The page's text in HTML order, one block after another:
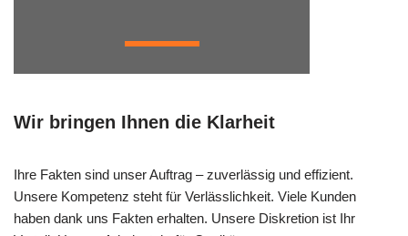
Wir bringen Ihnen die Klarheit
Ihre Fakten sind unser Auftrag – zuverlässig und effizient.
Unsere Kompetenz steht für Verlässlichkeit. Viele Kunden
haben dank uns Fakten erhalten. Unsere Diskretion ist Ihr